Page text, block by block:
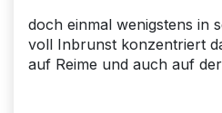
doch einmal wenigstens in
voll Inbrunst konzentriert
auf Reime und auch auf